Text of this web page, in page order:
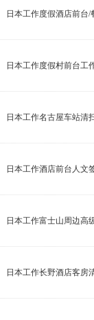
日本工作度假酒店前台
日本工作度假村前台工
日本工作名古屋车站清
日本工作酒店前台人文
日本工作富士山周边高
日本工作长野酒店客房